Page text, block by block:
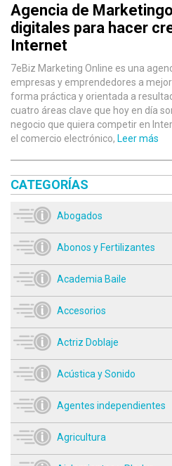
Agencia de
digitales para hacer
Internet
7eBiz Marketing Online es una
empresas y emprendedores a
forma práctica y orientada a
cuatro áreas clave que hoy en día
negocio que quiera competir en
el comercio electrónico, Leer más
CATEGORÍAS
Abogados
Abonos y Fertilizantes
Academia Baile
Accesorios
Actriz Doblaje
Acústica y Sonido
Agentes independientes
Agricultura